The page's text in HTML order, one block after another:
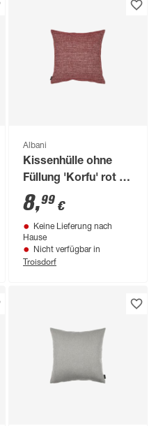
Albani
Kissenhülle ohne
Füllung 'Korfu' rot 50
x 50 cm
8,99 €
Keine Lieferung nach
Hause
Nicht verfügbar in
Troisdorf